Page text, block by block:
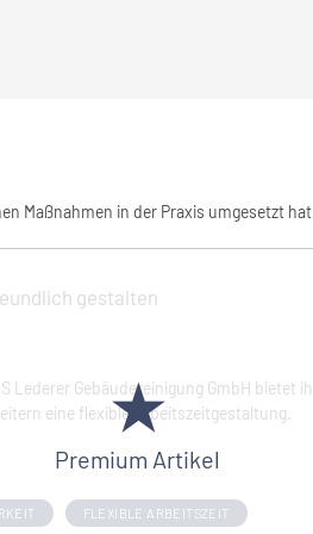
Maßnahmen in der Praxis umgesetzt
★
Premium Artikel
gestalten
Lederer Gebäudereinigung GmbH bietet
eine flexible Arbeitszeitgestaltung.
FLEXIBLE ARBEITSZEIT